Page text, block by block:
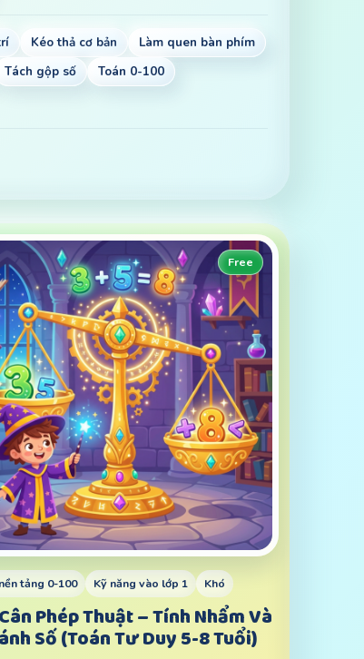
Kéo thả cơ bản
Làm quen bàn phím
Tách gộp số
Toán 0-100
Free
tảng 0-100 Kỹ năng vào lớp 1 Khó
Phép Thuật – Tính Nhẩm Và
Số (Toán Tư Duy 5-8 Tuổi)